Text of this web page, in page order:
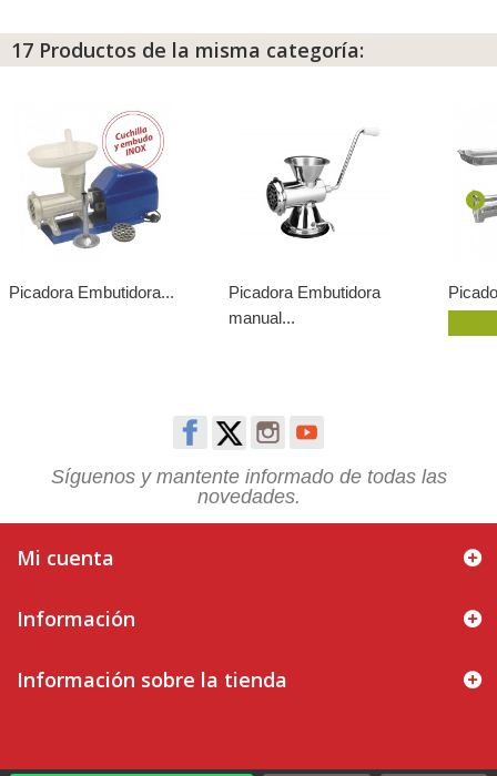
17 Productos de la misma categoría:
Picadora Embutidora...
Picadora Embutidora
manual...
Síguenos y mantente informado de todas las
novedades.
Mi cuenta
Información
Información sobre la tienda